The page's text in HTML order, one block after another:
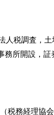
人税調査，
所開設，
税務経理協会